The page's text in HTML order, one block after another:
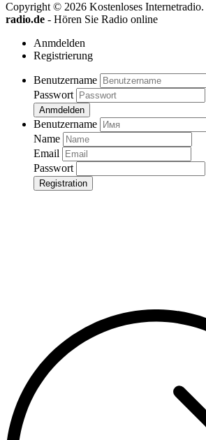
Copyright © 2026 Kostenloses Internetradio.
radio.de - Hören Sie Radio online
Anmdelden
Registrierung
Benutzername
Passwort
Anmdelden
Benutzername
Name
Email
Passwort
Registration